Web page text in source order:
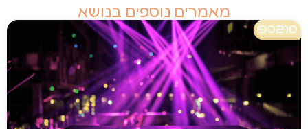
מאמרים נוספים בנושא